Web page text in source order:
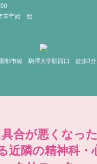
末年始 他
都市線 駒澤大学駅西口 徒歩3分
合が悪くなっ
近隣の精神科・